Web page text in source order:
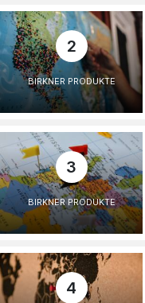
2
BIRKNER PRODUKTE
3
BIRKNER PRODUKTE
4